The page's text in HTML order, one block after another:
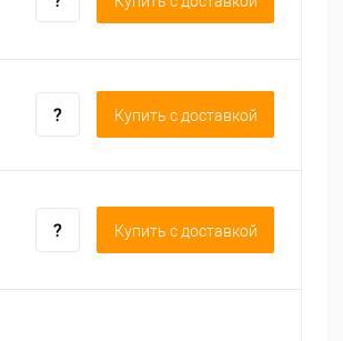
Купить c доставкой
Купить c доставкой